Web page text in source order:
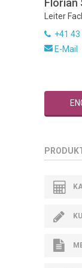
Florian
Leiter
+41
E-Mail